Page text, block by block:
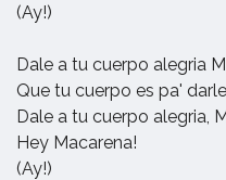
(Ay!)
Dale a tu cuerpo alegria
Que tu cuerpo es pa'
Dale a tu cuerpo alegria,
Hey Macarena!
(Ay!)